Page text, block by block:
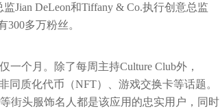
Jian DeLeon和Tiffany & Co.执行创意总监
300多万粉丝。
一个月。除了每周主持Culture Club外，
同质化代币（NFT）、游戏交换卡等话题。
街头服饰名人都是该应用的忠实用户，同时